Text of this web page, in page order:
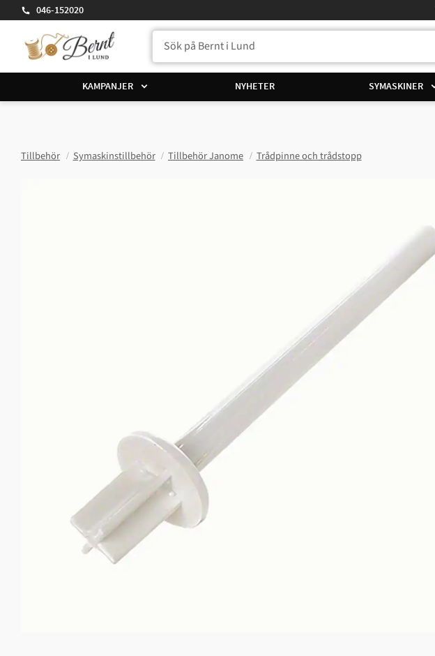
046-152020
KAMPANJER NYHETER SYMASKINER
Tillbehör Symaskinstillbehör Tillbehör Janome Trådpinne och trådstopp